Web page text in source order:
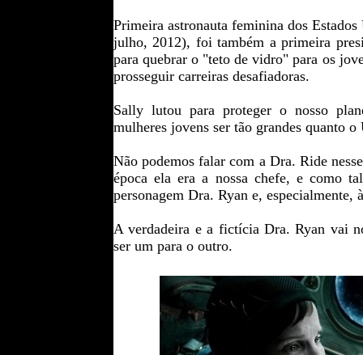
Primeira astronauta feminina dos
julho, 2012), foi também a primeira
para quebrar o "teto de vidro" para os
prosseguir carreiras desafiadoras.
Sally lutou para proteger o nosso
mulheres jovens ser tão grandes quanto o
Não podemos falar com a Dra. Ride
época ela era a nossa chefe, e como
personagem Dra. Ryan e,
A verdadeira e a fictícia Dra. Ryan vai
ser um para o outro.